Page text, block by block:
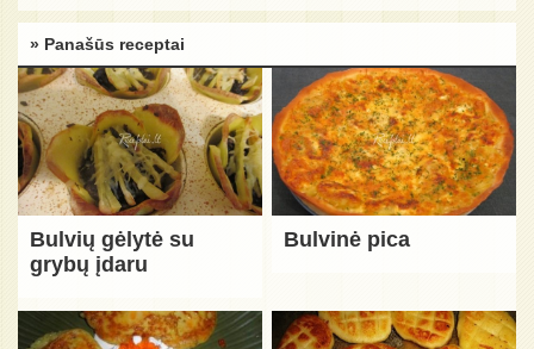
» Panašūs receptai
Bulvių gėlytė su
grybų įdaru
Bulvinė pica